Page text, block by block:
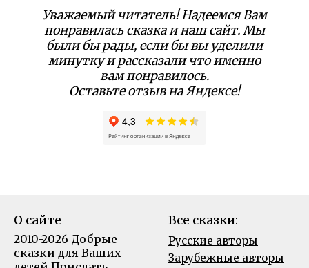
Уважаемый читатель! Надеемся Вам
понравилась сказка и наш сайт. Мы
были бы рады, если бы вы уделили
минутку и рассказали что именно
вам понравилось.
Оставьте отзыв на Яндексе!
О сайте
2010-2026 Добрые
сказки для Ваших
Все сказки:
Русские авторы
Зарубежные авторы